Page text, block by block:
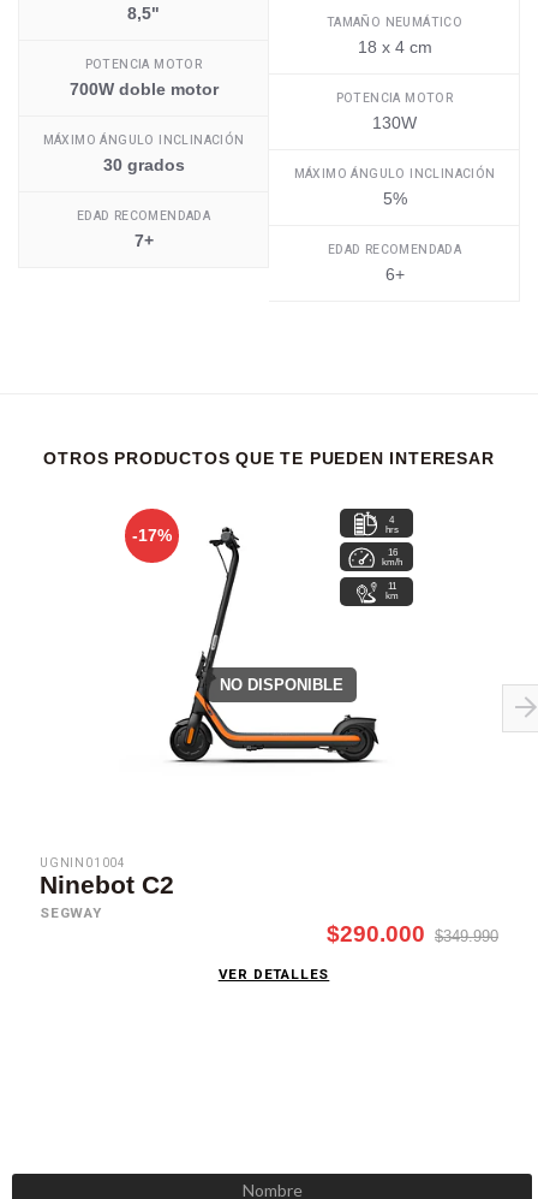
8,5"
POTENCIA MOTOR
700W doble motor
MÁXIMO ÁNGULO INCLINACIÓN
30 grados
EDAD RECOMENDADA
7+
TAMAÑO NEUMÁTICO
18 x 4 cm
POTENCIA MOTOR
130W
MÁXIMO ÁNGULO INCLINACIÓN
5%
EDAD RECOMENDADA
6+
OTROS PRODUCTOS QUE TE PUEDEN INTERESAR
-17%
NO DISPONIBLE
4
hrs
16
km/h
11
km
UGNIN01004
Ninebot C2
SEGWAY
$290.000 $349.990
VER DETALLES